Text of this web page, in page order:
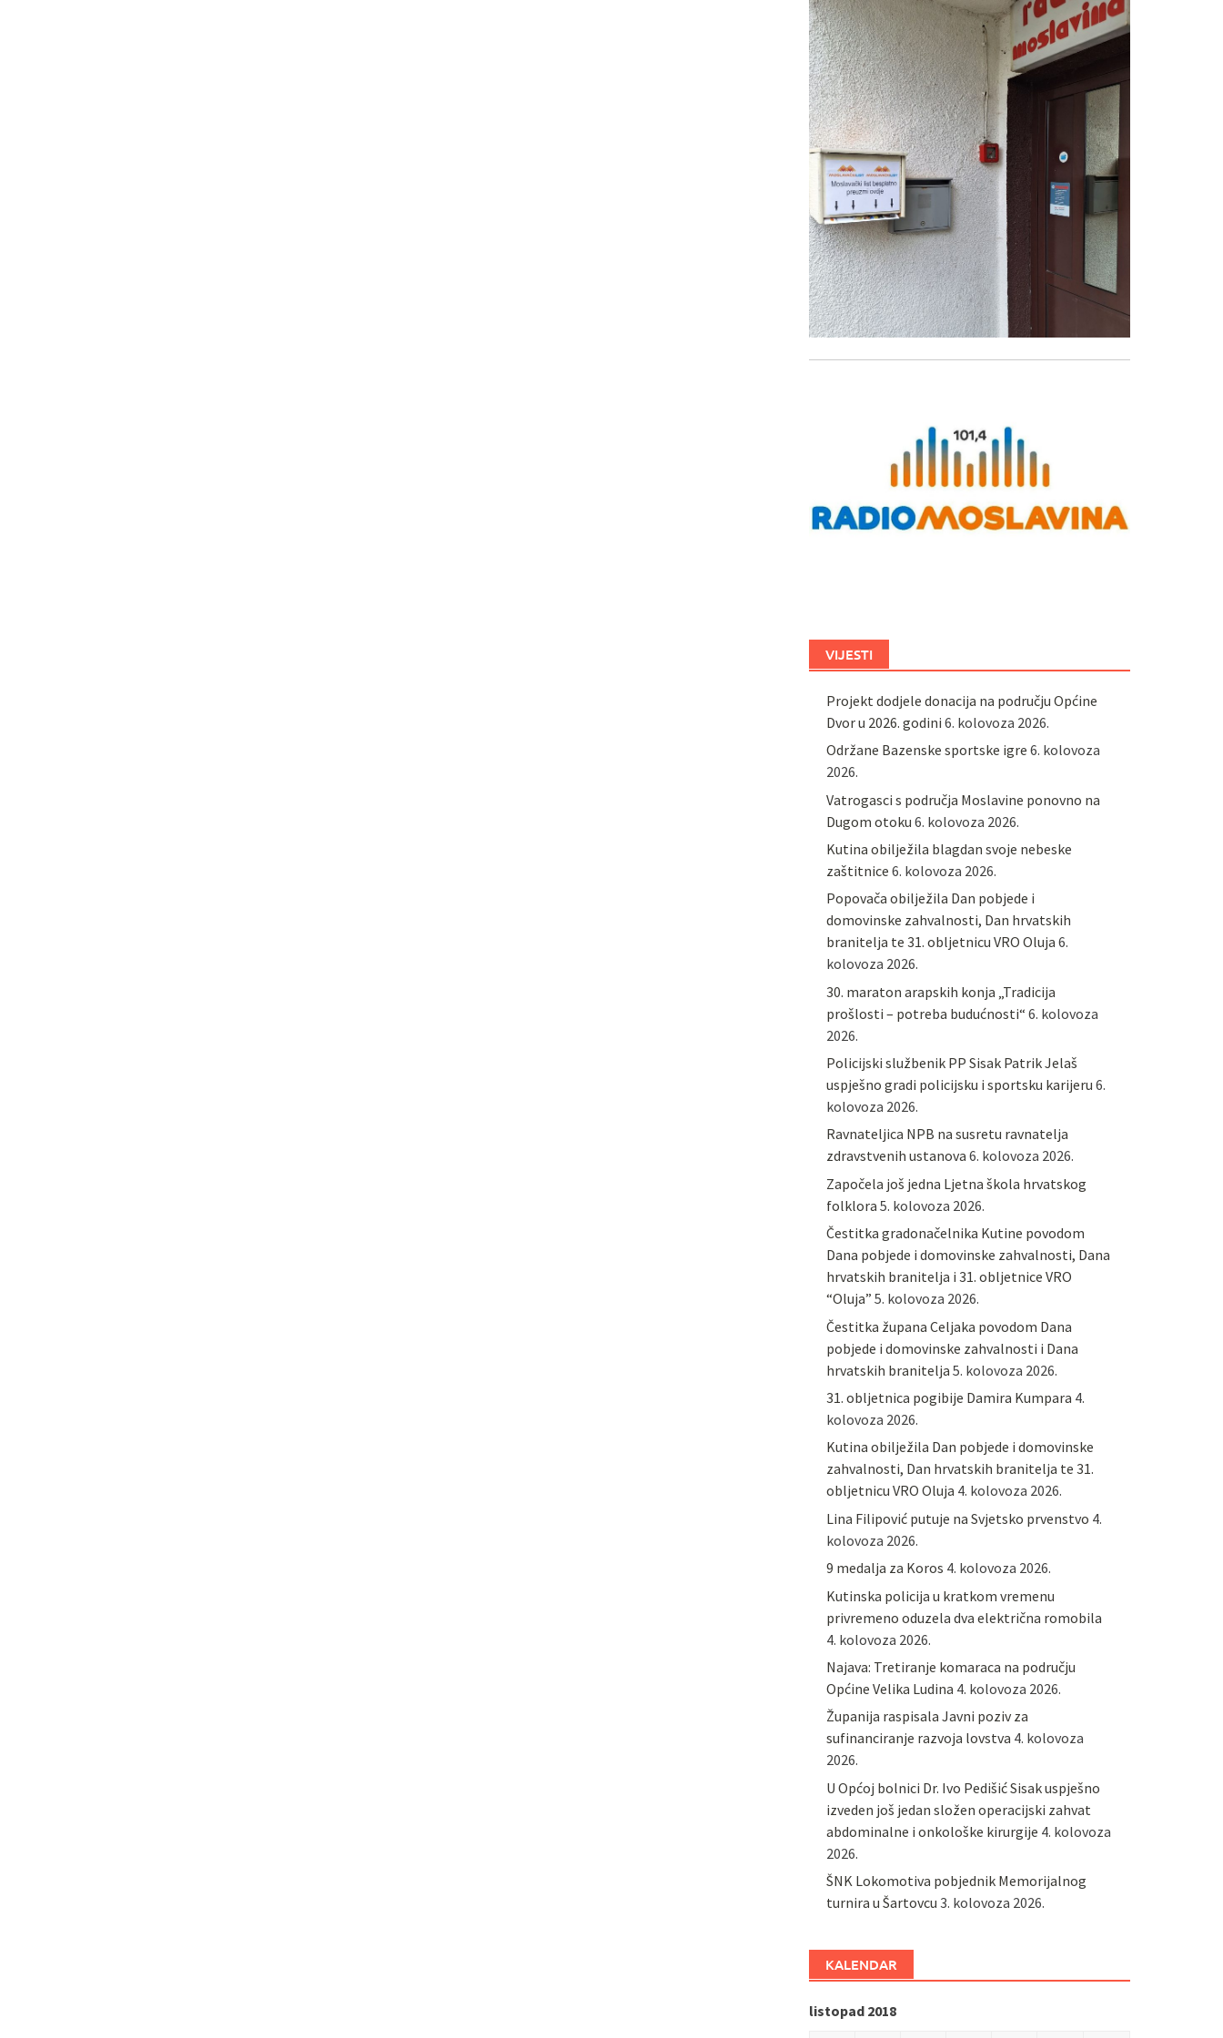
VIJESTI
Projekt dodjele donacija na području Općine
Dvor u 2026. godini 6. kolovoza 2026.
Održane Bazenske sportske igre 6. kolovoza
2026.
Vatrogasci s područja Moslavine ponovno na
Dugom otoku 6. kolovoza 2026.
Kutina obilježila blagdan svoje nebeske
zaštitnice 6. kolovoza 2026.
Popovača obilježila Dan pobjede i
domovinske zahvalnosti, Dan hrvatskih
branitelja te 31. obljetnicu VRO Oluja 6.
kolovoza 2026.
30. maraton arapskih konja „Tradicija
prošlosti – potreba budućnosti“ 6. kolovoza
2026.
Policijski službenik PP Sisak Patrik Jelaš
uspješno gradi policijsku i sportsku karijeru 6.
kolovoza 2026.
Ravnateljica NPB na susretu ravnatelja
zdravstvenih ustanova 6. kolovoza 2026.
Započela još jedna Ljetna škola hrvatskog
folklora 5. kolovoza 2026.
Čestitka gradonačelnika Kutine povodom
Dana pobjede i domovinske zahvalnosti, Dana
hrvatskih branitelja i 31. obljetnice VRO
“Oluja” 5. kolovoza 2026.
Čestitka župana Celjaka povodom Dana
pobjede i domovinske zahvalnosti i Dana
hrvatskih branitelja 5. kolovoza 2026.
31. obljetnica pogibije Damira Kumpara 4.
kolovoza 2026.
Kutina obilježila Dan pobjede i domovinske
zahvalnosti, Dan hrvatskih branitelja te 31.
obljetnicu VRO Oluja 4. kolovoza 2026.
Lina Filipović putuje na Svjetsko prvenstvo 4.
kolovoza 2026.
9 medalja za Koros 4. kolovoza 2026.
Kutinska policija u kratkom vremenu
privremeno oduzela dva električna romobila
4. kolovoza 2026.
Najava: Tretiranje komaraca na području
Općine Velika Ludina 4. kolovoza 2026.
Županija raspisala Javni poziv za
sufinanciranje razvoja lovstva 4. kolovoza
2026.
U Općoj bolnici Dr. Ivo Pedišić Sisak uspješno
izveden još jedan složen operacijski zahvat
abdominalne i onkološke kirurgije 4. kolovoza
2026.
ŠNK Lokomotiva pobjednik Memorijalnog
turnira u Šartovcu 3. kolovoza 2026.
KALENDAR
listopad 2018